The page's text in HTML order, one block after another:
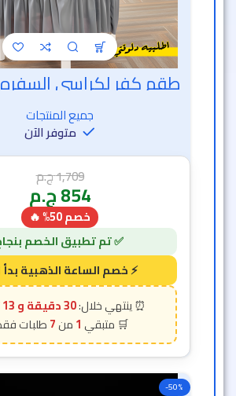
خصم الساعة الذهبية
طقم كفر لكراسي السفره 8 كرسي
جميع المنتجات
متوفر الآن
1,709ج.م
854ج.م
خصم 50% 🔥
30 دقيقة و 11 ثانية
1
7
-50%